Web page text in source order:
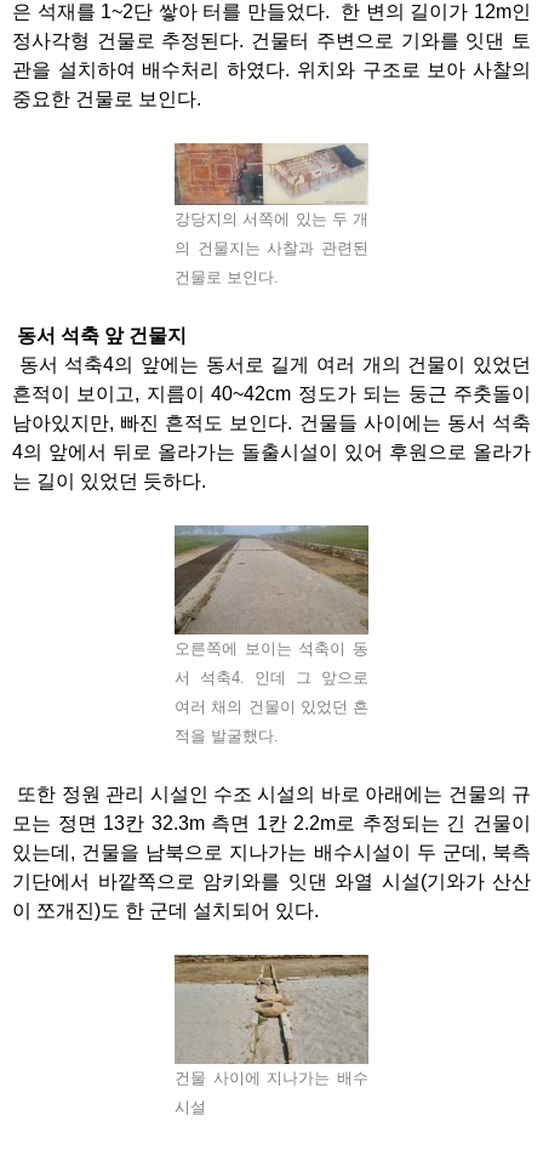
은 석재를 1~2단 쌓아 터를 만들었다. 한 변의 길이가 12m인
정사각형 건물로 추정된다. 건물터 주변으로 기와를 잇댄 토
관을 설치하여 배수처리 하였다. 위치와 구조로 보아 사찰의
중요한 건물로 보인다.
강당지의 서쪽에 있는 두 개
의 건물지는 사찰과 관련된
건물로 보인다.
동서 석축 앞 건물지
동서 석축4의 앞에는 동서로 길게 여러 개의 건물이 있었던
흔적이 보이고, 지름이 40~42cm 정도가 되는 둥근 주춧돌이
남아있지만, 빠진 흔적도 보인다. 건물들 사이에는 동서 석축
4의 앞에서 뒤로 올라가는 돌출시설이 있어 후원으로 올라가
는 길이 있었던 듯하다.
오른쪽에 보이는 석축이 동
서 석축4. 인데 그 앞으로
여러 채의 건물이 있었던 흔
적을 발굴했다.
또한 정원 관리 시설인 수조 시설의 바로 아래에는 건물의 규
모는 정면 13칸 32.3m 측면 1칸 2.2m로 추정되는 긴 건물이
있는데, 건물을 남북으로 지나가는 배수시설이 두 군데, 북측
기단에서 바깥쪽으로 암키와를 잇댄 와열 시설(기와가 산산
이 쪼개진)도 한 군데 설치되어 있다.
건물 사이에 지나가는 배수
시설